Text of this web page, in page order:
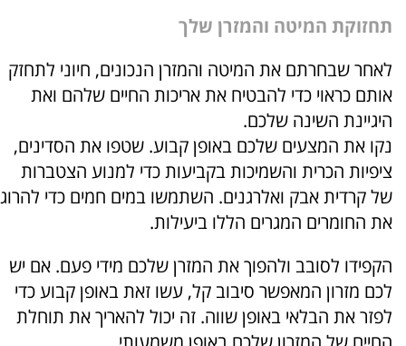
תחזוקת המיטה והמזרן שלך
לאחר שבחרתם את המיטה והמזרן הנכונים, חיוני לתחזק
אותם כראוי כדי להבטיח את אריכות החיים שלהם ואת
היגיינת השינה שלכם.
נקו את המצעים שלכם באופן קבוע. שטפו את הסדינים,
ציפיות הכרית והשמיכות בקביעות כדי למנוע הצטברות
של קרדית אבק ואלרגנים. השתמשו במים חמים כדי להרוג
את החומרים המגרים הללו ביעילות.
הקפידו לסובב ולהפוך את המזרן שלכם מידי פעם. אם יש
לכם מזרון המאפשר סיבוב קל, עשו זאת באופן קבוע כדי
לפזר את הבלאי באופן שווה. זה יכול להאריך את תוחלת